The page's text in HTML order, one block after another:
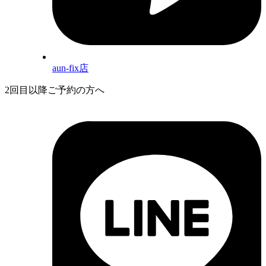
aun-fix店
2回目以降ご予約の方へ